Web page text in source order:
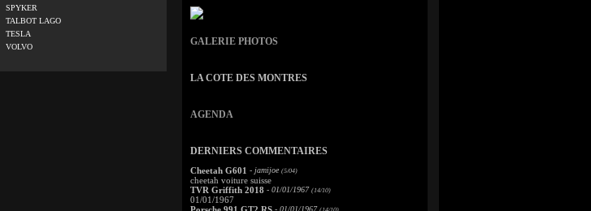
SPYKER
TALBOT LAGO
TESLA
VOLVO
GALERIE PHOTOS
LA COTE DES MONTRES
AGENDA
DERNIERS COMMENTAIRES
Cheetah G601 - jamijoe (5/04)
cheetah voiture suisse
TVR Griffith 2018 - 01/01/1967 (14/10)
01/01/1967
- 01/01/1967